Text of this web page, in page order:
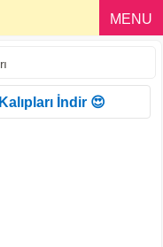
MENU
İndir 😍